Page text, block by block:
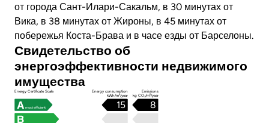
от города Сант-Илари-Сакальм, в 30 минутах от
Вика, в 38 минутах от Жироны, в 45 минутах от
побережья Коста-Брава и в часе езды от Барселоны.
Свидетельство об
энергоэффективности недвижимого
имущества
Energy Certificate Scale
Energy consumption
kWh/m²/year
Emissions
kg CO₂/m²/year
most efficient 8
15